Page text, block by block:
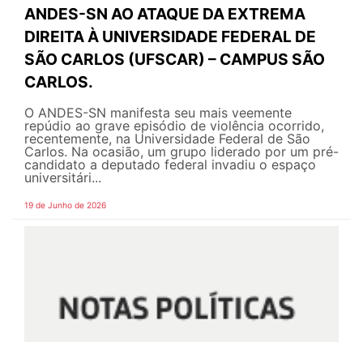
ANDES-SN AO ATAQUE DA EXTREMA
DIREITA À UNIVERSIDADE FEDERAL DE
SÃO CARLOS (UFSCAR) – CAMPUS SÃO
CARLOS.
O ANDES-SN manifesta seu mais veemente
repúdio ao grave episódio de violência ocorrido,
recentemente, na Universidade Federal de São
Carlos. Na ocasião, um grupo liderado por um pré-
candidato a deputado federal invadiu o espaço
universitári...
19 de Junho de 2026